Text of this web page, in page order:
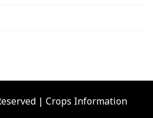
| Crops Information